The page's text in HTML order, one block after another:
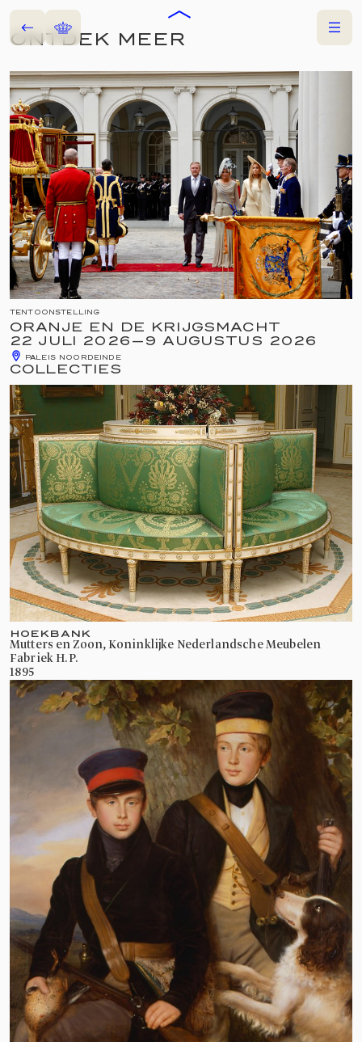
Terug Home Menu
ONTDEK MEER
TENTOONSTELLING
ORANJE EN DE KRIJGSMACHT
22 JULI 2026 — 9 AUGUSTUS 2026
PALEIS NOORDEINDE
COLLECTIES
HOEKBANK
Mutters en Zoon, Koninklijke Nederlandsche Meubelen
Fabriek H.P.
1895